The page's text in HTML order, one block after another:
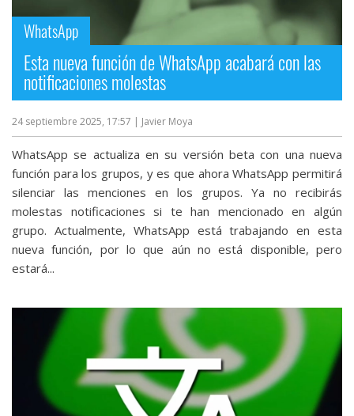
WhatsApp
Esta nueva función de WhatsApp acabará con las
notificaciones molestas
24 septiembre 2025, 17:57 | Javier Moya
WhatsApp se actualiza en su versión beta con una nueva
función para los grupos, y es que ahora WhatsApp permitirá
silenciar las menciones en los grupos. Ya no recibirás
molestas notificaciones si te han mencionado en algún
grupo. Actualmente, WhatsApp está trabajando en esta
nueva función, por lo que aún no está disponible, pero
estará...